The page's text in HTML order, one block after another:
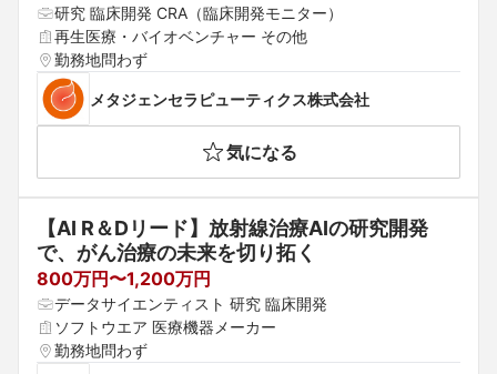
研究 臨床開発 CRA（臨床開発モニター）
再生医療・バイオベンチャー その他
勤務地問わず
メタジェンセラピューティクス株式会社
気になる
【AI R＆Dリード】放射線治療AIの研究開発
で、がん治療の未来を切り拓く
800万円〜1,200万円
データサイエンティスト 研究 臨床開発
ソフトウエア 医療機器メーカー
勤務地問わず